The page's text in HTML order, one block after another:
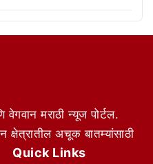
मराठी न्यूज पोर्टल.
अचूक बातम्यांसाठी
Quick Links